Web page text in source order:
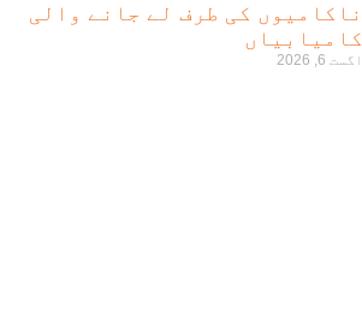
ناکامیوں کی طرف لے جانے والی
کامیابیاں
اگست 6, 2026